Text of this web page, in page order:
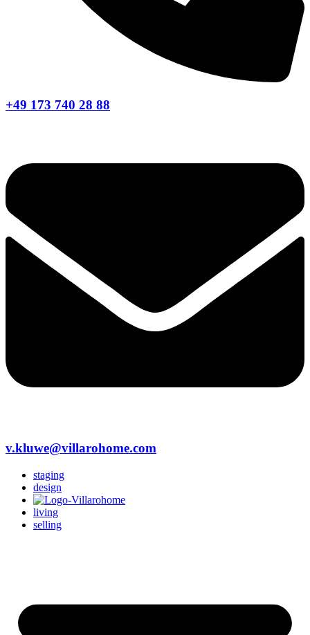
+49 173 740 28 88
v.kluwe@villarohome.com
staging
design
living
selling